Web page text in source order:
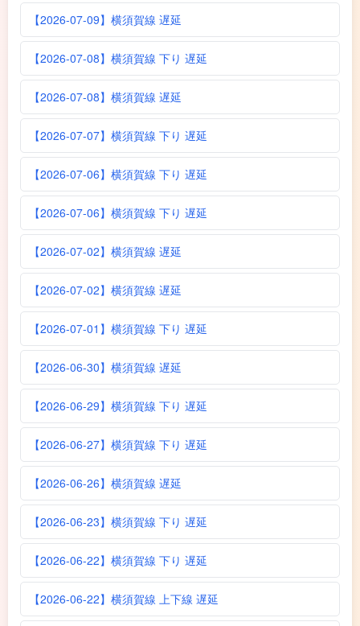
【2026-07-09】横須賀線 遅延
【2026-07-08】横須賀線 下り 遅延
【2026-07-08】横須賀線 遅延
【2026-07-07】横須賀線 下り 遅延
【2026-07-06】横須賀線 下り 遅延
【2026-07-06】横須賀線 下り 遅延
【2026-07-02】横須賀線 遅延
【2026-07-02】横須賀線 遅延
【2026-07-01】横須賀線 下り 遅延
【2026-06-30】横須賀線 遅延
【2026-06-29】横須賀線 下り 遅延
【2026-06-27】横須賀線 下り 遅延
【2026-06-26】横須賀線 遅延
【2026-06-23】横須賀線 下り 遅延
【2026-06-22】横須賀線 下り 遅延
【2026-06-22】横須賀線 上下線 遅延